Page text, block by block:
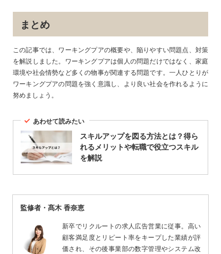
まとめ
この記事では、ワーキングプアの概要や、陥りやすい問題点、対策
を解説しました。ワーキングプアは個人の問題だけではなく、家庭
環境や社会情勢など多くの物事が関連する問題です。一人ひとりが
ワーキングプアの問題を強く意識し、より良い社会を作れるように
努めましょう。
あわせて読みたい
スキルアップを図る方法とは？得ら
れるメリットや転職で役立つスキル
を解説
監修者・髙木 香奈恵
新卒でリクルートの求人広告営業に従事。高い
顧客満足度とリピート率をキープした業績が評
価され、その後事業部の数字管理やシステム改